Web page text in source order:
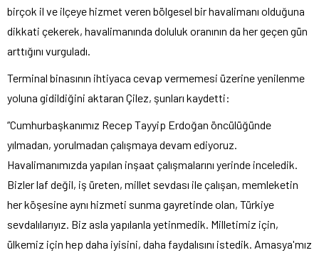
birçok il ve ilçeye hizmet veren bölgesel bir havalimanı olduğuna
dikkati çekerek, havalimanında doluluk oranının da her geçen gün
arttığını vurguladı.
Terminal binasının ihtiyaca cevap vermemesi üzerine yenilenme
yoluna gidildiğini aktaran Çilez, şunları kaydetti:
“Cumhurbaşkanımız Recep Tayyip Erdoğan öncülüğünde
yılmadan, yorulmadan çalışmaya devam ediyoruz.
Havalimanımızda yapılan inşaat çalışmalarını yerinde inceledik.
Bizler laf değil, iş üreten, millet sevdası ile çalışan, memleketin
her köşesine aynı hizmeti sunma gayretinde olan, Türkiye
sevdalılarıyız. Biz asla yapılanla yetinmedik. Milletimiz için,
ülkemiz için hep daha iyisini, daha faydalısını istedik. Amasya'mız